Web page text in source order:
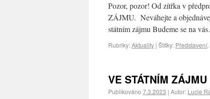
Pozor, pozor! Od zítřka v
ZÁJMU. Neváhejte a
státním zájmu Budeme se na
Rubriky:Aktuality | Štítky: Představení,
VE STÁTNÍM
Publikováno 7.3.2023 | Autor: Lucie